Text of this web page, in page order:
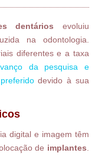
dentários evoluiu
na odontologia.
diferentes e a taxa
da pesquisa e
devido à sua
digital e imagem têm
de implantes.